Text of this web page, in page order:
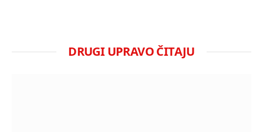
DRUGI UPRAVO ČITAJU